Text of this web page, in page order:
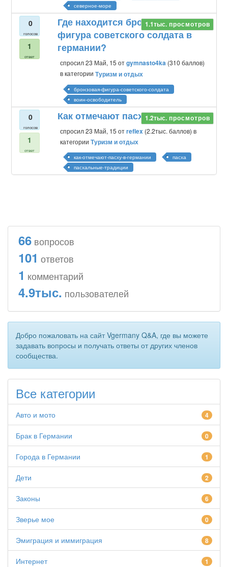
северное-море
0
голосов
1
ответ
1.1тыс.просмотров
Где находится бронзовая
фигура советского солдата в
германии?
спросил 23 Май, 15 отgymnasto4ka (310 баллов)
в категорииТуризм и отдых
бронзовая-фигура-советского-солдата
воин-освободитель
0
голосов
1
ответ
1.2тыс.просмотров
Как отмечают пасху в Германии?
спросил 23 Май, 15 отreflex (2.2тыс. баллов) в
категорииТуризм и отдых
как-отмечают-пасху-в-германии
пасха
пасхальные-традиции
66 вопросов
101 ответов
1 комментарий
4.9тыс. пользователей
Добро пожаловать на сайт Vgermany Q&A, где вы можете
задавать вопросы и получать ответы от других членов
сообщества.
Все категории
Авто и мото 4
Брак в Германии 0
Города в Германии 1
Дети 2
Законы 6
Зверье мое 0
Эмиграция и иммиграция 8
Интернет 1